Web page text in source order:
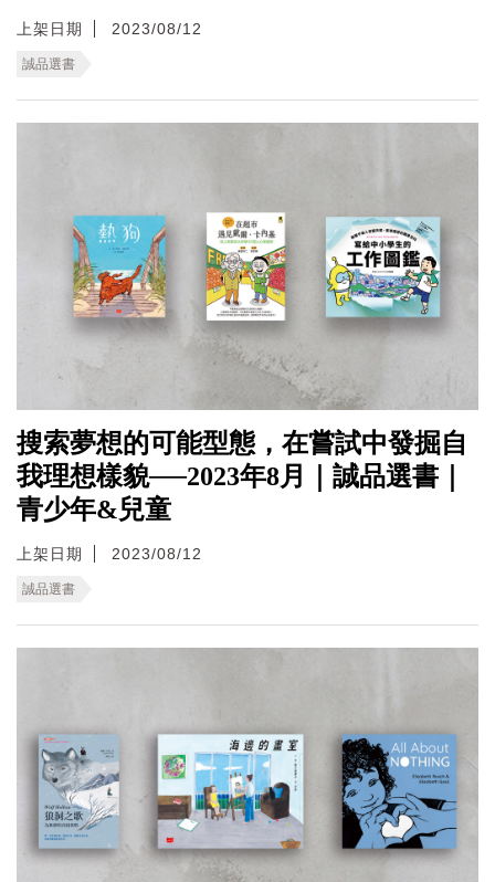
上架日期 2023/08/12
誠品選書
搜索夢想的可能型態，在嘗試中發掘自
我理想樣貌──2023年8月｜誠品選書｜
青少年&兒童
上架日期 2023/08/12
誠品選書